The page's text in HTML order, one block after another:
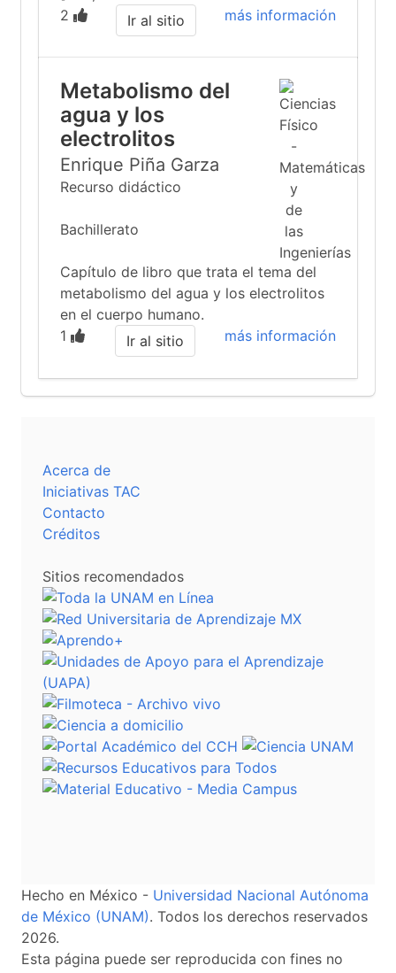
2
más información
Ir al sitio
Metabolismo del
agua y los
electrolitos
Enrique Piña Garza
Recurso didáctico
Bachillerato
Capítulo de libro que trata el tema del
metabolismo del agua y los electrolitos
en el cuerpo humano.
1
más información
Ir al sitio
Acerca de
Iniciativas TAC
Contacto
Créditos
Sitios recomendados
Hecho en México - Universidad Nacional Autónoma
de México (UNAM). Todos los derechos reservados
2026.
Esta página puede ser reproducida con fines no